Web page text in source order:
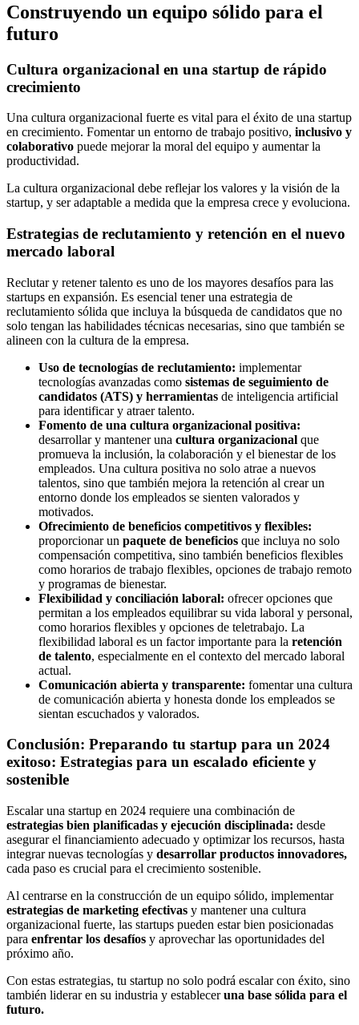
Construyendo un equipo sólido para el
futuro
Cultura organizacional en una startup de rápido
crecimiento
Una cultura organizacional fuerte es vital para el éxito de una startup
en crecimiento. Fomentar un entorno de trabajo positivo, inclusivo y
colaborativo puede mejorar la moral del equipo y aumentar la
productividad.
La cultura organizacional debe reflejar los valores y la visión de la
startup, y ser adaptable a medida que la empresa crece y evoluciona.
Estrategias de reclutamiento y retención en el nuevo
mercado laboral
Reclutar y retener talento es uno de los mayores desafíos para las
startups en expansión. Es esencial tener una estrategia de
reclutamiento sólida que incluya la búsqueda de candidatos que no
solo tengan las habilidades técnicas necesarias, sino que también se
alineen con la cultura de la empresa.
Uso de tecnologías de reclutamiento: implementar
tecnologías avanzadas como sistemas de seguimiento de
candidatos (ATS) y herramientas de inteligencia artificial
para identificar y atraer talento.
Fomento de una cultura organizacional positiva:
desarrollar y mantener una cultura organizacional que
promueva la inclusión, la colaboración y el bienestar de los
empleados. Una cultura positiva no solo atrae a nuevos
talentos, sino que también mejora la retención al crear un
entorno donde los empleados se sienten valorados y
motivados.
Ofrecimiento de beneficios competitivos y flexibles:
proporcionar un paquete de beneficios que incluya no solo
compensación competitiva, sino también beneficios flexibles
como horarios de trabajo flexibles, opciones de trabajo remoto
y programas de bienestar.
Flexibilidad y conciliación laboral: ofrecer opciones que
permitan a los empleados equilibrar su vida laboral y personal,
como horarios flexibles y opciones de teletrabajo. La
flexibilidad laboral es un factor importante para la retención
de talento, especialmente en el contexto del mercado laboral
actual.
Comunicación abierta y transparente: fomentar una cultura
de comunicación abierta y honesta donde los empleados se
sientan escuchados y valorados.
Conclusión: Preparando tu startup para un 2024
exitoso: Estrategias para un escalado eficiente y
sostenible
Escalar una startup en 2024 requiere una combinación de
estrategias bien planificadas y ejecución disciplinada: desde
asegurar el financiamiento adecuado y optimizar los recursos, hasta
integrar nuevas tecnologías y desarrollar productos innovadores,
cada paso es crucial para el crecimiento sostenible.
Al centrarse en la construcción de un equipo sólido, implementar
estrategias de marketing efectivas y mantener una cultura
organizacional fuerte, las startups pueden estar bien posicionadas
para enfrentar los desafíos y aprovechar las oportunidades del
próximo año.
Con estas estrategias, tu startup no solo podrá escalar con éxito, sino
también liderar en su industria y estableceruna base sólida para el
futuro.